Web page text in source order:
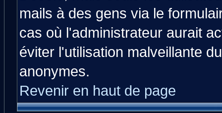
mails à des gens via le
cas où l'administrateur aurait
éviter l'utilisation malveillante
anonymes.
Revenir en haut de page